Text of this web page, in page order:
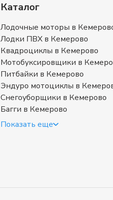
Каталог
Лодочные моторы в
Лодки ПВХ в Кемерово
Квадроциклы в Кемерово
Мотобуксировщики в
Питбайки в Кемерово
Эндуро мотоциклы в
Снегоуборщики в Кемерово
Багги в Кемерово
Показать еще